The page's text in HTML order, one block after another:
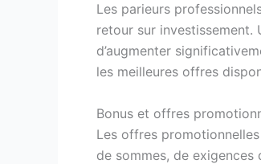
Les parieurs
retour sur
d’augmenter
les meilleures offres
Bonus et offres
Les offres
de sommes, de